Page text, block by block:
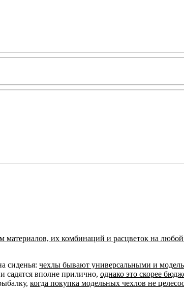
материалов, их комбинаций и расцветок на
сиденья: чехлы бывают универсальными и
садятся вполне прилично, однако это скорее
когда покупка модельных чехлов не